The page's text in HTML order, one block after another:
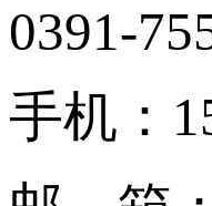
0391-
手机：